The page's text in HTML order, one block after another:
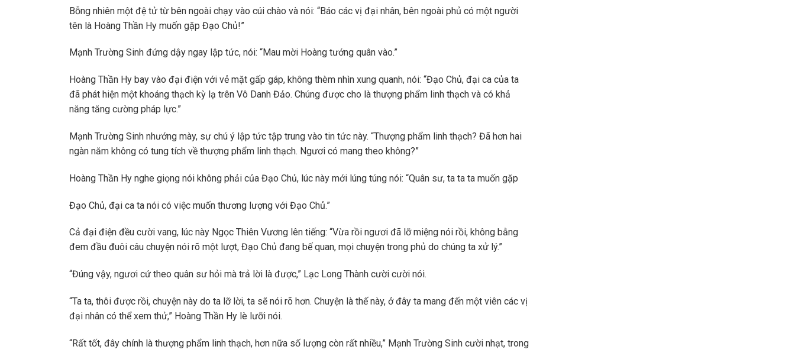
Bỗng nhiên một đệ tử từ bên ngoài chạy vào cúi chào và nói: “Báo các vị đại nhân, bên ngoài phủ có một người
tên là Hoàng Thần Hy muốn gặp Đạo Chủ!”
Mạnh Trường Sinh đứng dậy ngay lập tức, nói: “Mau mời Hoàng tướng quân vào.”
Hoàng Thần Hy bay vào đại điện với vẻ mặt gấp gáp, không thèm nhìn xung quanh, nói: “Đạo Chủ, đại ca của ta
đã phát hiện một khoáng thạch kỳ lạ trên Vô Danh Đảo. Chúng được cho là thượng phẩm linh thạch và có khả
năng tăng cường pháp lực.”
Mạnh Trường Sinh nhướng mày, sự chú ý lập tức tập trung vào tin tức này. “Thượng phẩm linh thạch? Đã hơn hai
ngàn năm không có tung tích về thượng phẩm linh thạch. Ngươi có mang theo không?”
Hoàng Thần Hy nghe giọng nói không phải của Đạo Chủ, lúc này mới lúng túng nói: “Quân sư, ta ta ta muốn gặp
Đạo Chủ, đại ca ta nói có việc muốn thương lượng với Đạo Chủ.”
Cả đại điện đều cười vang, lúc này Ngọc Thiên Vương lên tiếng: “Vừa rồi ngươi đã lỡ miệng nói rồi, không bằng
đem đầu đuôi câu chuyện nói rõ một lượt, Đạo Chủ đang bế quan, mọi chuyện trong phủ do chúng ta xử lý.”
“Đúng vậy, ngươi cứ theo quân sư hỏi mà trả lời là được,” Lạc Long Thành cười cười nói.
“Ta ta, thôi được rồi, chuyện này do ta lỡ lời, ta sẽ nói rõ hơn. Chuyện là thế này, ở đây ta mang đến một viên các vị
đại nhân có thể xem thử,” Hoàng Thần Hy lè lưỡi nói.
“Rất tốt, đây chính là thượng phẩm linh thạch, hơn nữa số lượng còn rất nhiều,” Mạnh Trường Sinh cười nhạt, trong